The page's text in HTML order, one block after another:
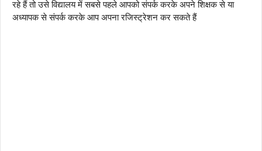
रहे हैं तो उसे विद्यालय में सबसे पहले आपको संपर्क करके अपने शिक्षक से या
अध्यापक से संपर्क करके आप अपना रजिस्ट्रेशन कर सकते हैं